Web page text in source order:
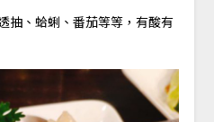
抽、蛤蜊、番茄等等，有酸有